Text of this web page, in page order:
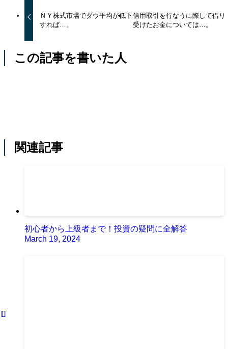
ＮＹ株式市場でダウ平均が低下
すれば…。
信用取引を行なうに際して借り
受けたお金については…。
この記事を書いた人
関連記事
初心者から上級者まで！投資の疑問に全解答
March 19, 2024